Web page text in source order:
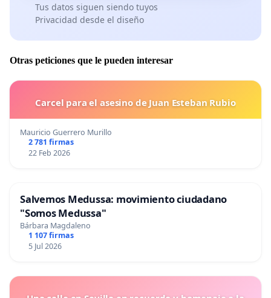
Tus datos siguen siendo tuyos
Privacidad desde el diseño
Otras peticiones que le pueden interesar
Carcel para el asesino de Juan Esteban Rubio
Mauricio Guerrero Murillo
2 781 firmas
22 Feb 2026
Salvemos Medussa: movimiento ciudadano
"Somos Medussa"
Bárbara Magdaleno
1 107 firmas
5 Jul 2026